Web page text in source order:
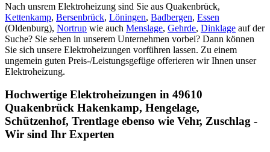
Nach unsrem Elektroheizung sind Sie aus Quakenbrück,
Kettenkamp, Bersenbrück, Löningen, Badbergen, Essen
(Oldenburg), Nortrup wie auch Menslage, Gehrde, Dinklage auf der
Suche? Sie sehen in unserem Unternehmen vorbei? Dann können
Sie sich unsere Elektroheizungen vorführen lassen. Zu einem
ungemein guten Preis-/Leistungsgefüge offerieren wir Ihnen unser
Elektroheizung.
Hochwertige Elektroheizungen in 49610
Quakenbrück Hakenkamp, Hengelage,
Schützenhof, Trentlage ebenso wie Vehr, Zuschlag -
Wir sind Ihr Experten